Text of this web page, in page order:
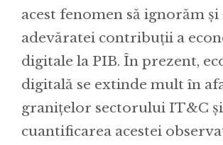
acest fenomen să ignorăm
adevăratei contribuții a
digitale la PIB. În prezent,
digitală se extinde mult în
granițelor sectorului IT&C și
cuantificarea acestei